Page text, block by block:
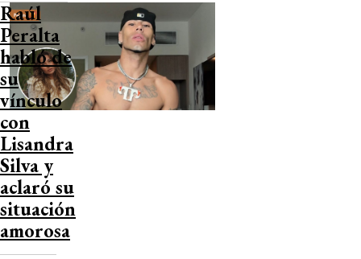
Raúl
Peralta
habló de
su
vínculo
con
Lisandra
Silva y
aclaró su
situación
amorosa